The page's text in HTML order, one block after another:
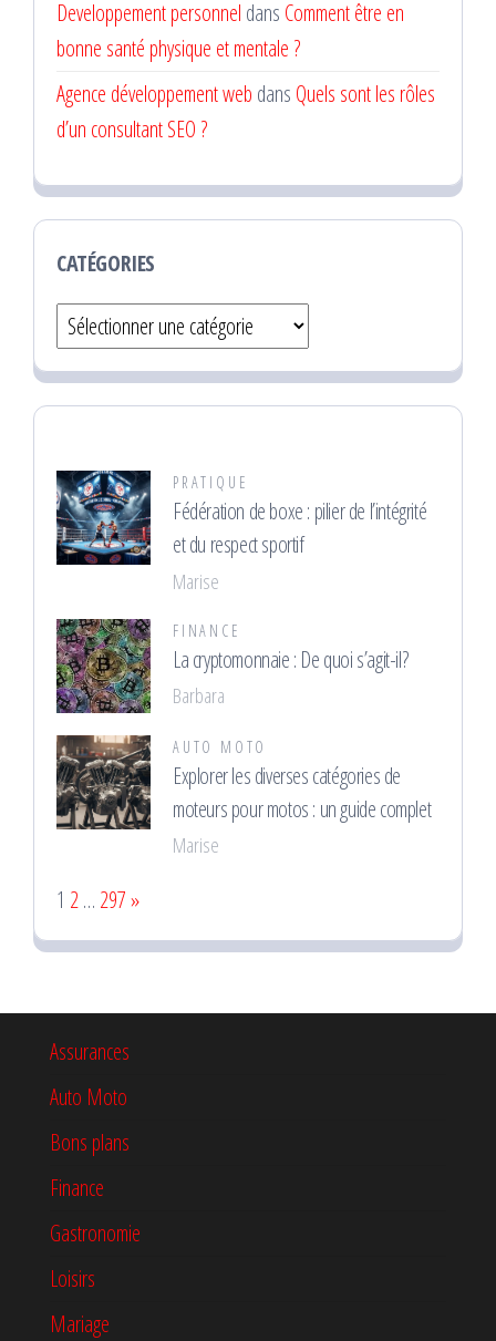
Developpement personnel dans Comment être en
bonne santé physique et mentale ?
Agence développement web dans Quels sont les rôles
d’un consultant SEO ?
CATÉGORIES
Catégories
PRATIQUE
Fédération de boxe : pilier de l’intégrité
et du respect sportif
Marise
FINANCE
La cryptomonnaie : De quoi s’agit-il?
Barbara
AUTO MOTO
Explorer les diverses catégories de
moteurs pour motos : un guide complet
Marise
Page:
1 2… 297Next
»
Assurances
Auto Moto
Bons plans
Finance
Gastronomie
Loisirs
Mariage